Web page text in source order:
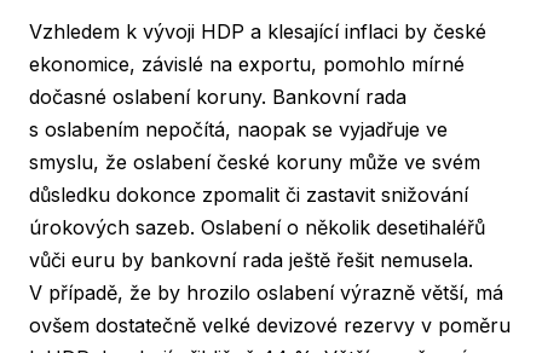
Vzhledem k vývoji HDP a klesající inflaci by české
ekonomice, závislé na exportu, pomohlo mírné
dočasné oslabení koruny. Bankovní rada
s oslabením nepočítá, naopak se vyjadřuje ve
smyslu, že oslabení české koruny může ve svém
důsledku dokonce zpomalit či zastavit snižování
úrokových sazeb. Oslabení o několik desetihaléřů
vůči euru by bankovní rada ještě řešit nemusela.
V případě, že by hrozilo oslabení výrazně větší, má
ovšem dostatečně velké devizové rezervy v poměru